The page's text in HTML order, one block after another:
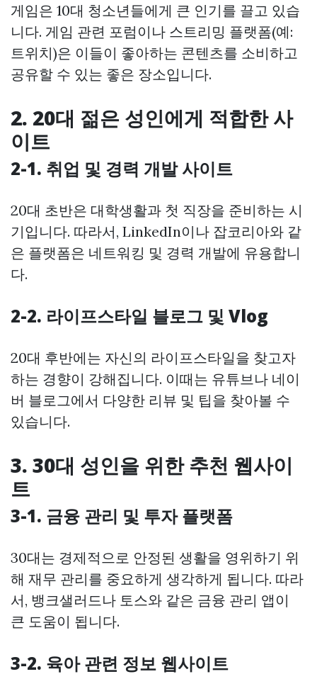
게임은 10대 청소년들에게 큰 인기를 끌고 있습
니다. 게임 관련 포럼이나 스트리밍 플랫폼(예:
트위치)은 이들이 좋아하는 콘텐츠를 소비하고
공유할 수 있는 좋은 장소입니다.
2. 20대 젊은 성인에게 적합한 사
이트
2-1. 취업 및 경력 개발 사이트
20대 초반은 대학생활과 첫 직장을 준비하는 시
기입니다. 따라서, LinkedIn이나 잡코리아와 같
은 플랫폼은 네트워킹 및 경력 개발에 유용합니
다.
2-2. 라이프스타일 블로그 및 Vlog
20대 후반에는 자신의 라이프스타일을 찾고자
하는 경향이 강해집니다. 이때는 유튜브나 네이
버 블로그에서 다양한 리뷰 및 팁을 찾아볼 수
있습니다.
3. 30대 성인을 위한 추천 웹사이
트
3-1. 금융 관리 및 투자 플랫폼
30대는 경제적으로 안정된 생활을 영위하기 위
해 재무 관리를 중요하게 생각하게 됩니다. 따라
서, 뱅크샐러드나 토스와 같은 금융 관리 앱이
큰 도움이 됩니다.
3-2. 육아 관련 정보 웹사이트